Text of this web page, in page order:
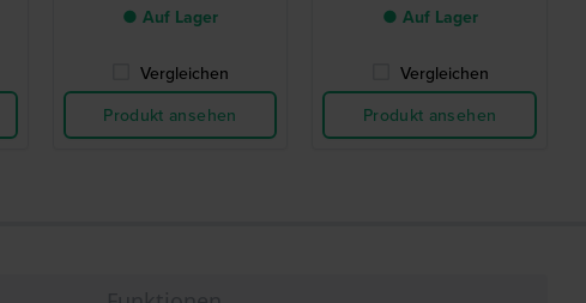
● Auf Lager
Vergleichen
Produkt ansehen
● Auf Lager
Vergleichen
Produkt ansehen